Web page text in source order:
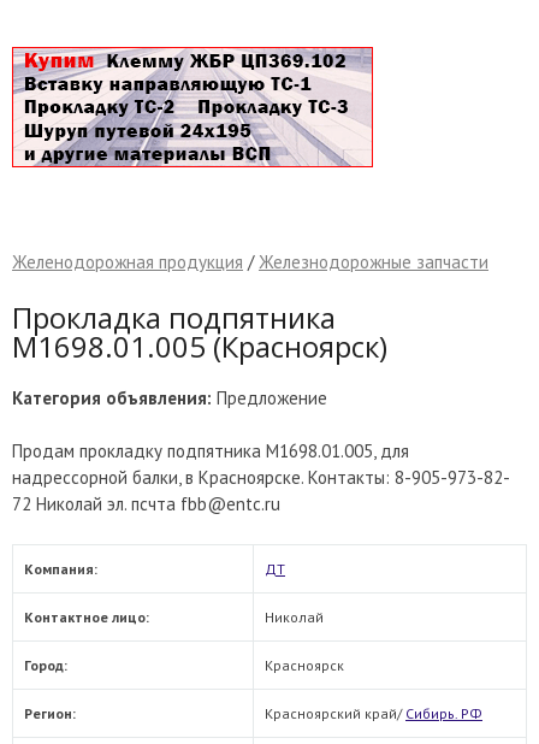
Желенодорожная продукция /Железнодорожные запчасти
Прокладка подпятника
М1698.01.005 (Красноярск)
Категория объявления: Предложение
Продам прокладку подпятника М1698.01.005, для
надрессорной балки, в Красноярске. Контакты: 8-905-973-82-
72 Николай эл. псчта fbb@entc.ru
Компания: ДТ
Контактное лицо: Николай
Город: Красноярск
Регион: Красноярский край/ Сибирь. РФ